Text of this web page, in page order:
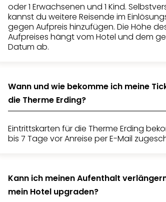
oder 1 Erwachsenen und 1 Kind.
kannst du weitere Reisende im
gegen Aufpreis hinzufügen. Die Höhe
Aufpreises hängt vom Hotel und dem
Datum ab.
Wann und wie bekomme ich meine
die Therme Erding?
Eintrittskarten für die Therme Erding
bis 7 Tage vor Anreise per E-Mail
Kann ich meinen Aufenthalt
mein Hotel upgraden?